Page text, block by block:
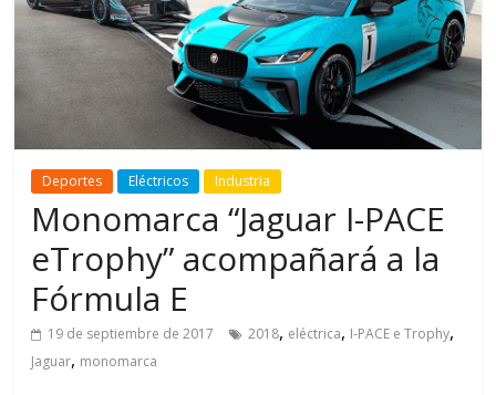
Deportes Eléctricos Industria
Monomarca “Jaguar I-PACE
eTrophy” acompañará a la
Fórmula E
19 de septiembre de 2017 2018, eléctrica, I-PACE e Trophy,
Jaguar, monomarca